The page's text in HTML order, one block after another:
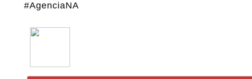
#AgenciaNA